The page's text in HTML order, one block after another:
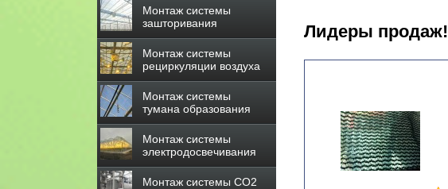
Монтаж системы
зашторивания
Монтаж системы
рециркуляции воздуха
Монтаж системы
тумана образования
Монтаж системы
электродосвечивания
Монтаж системы СО2
Лидеры продаж!